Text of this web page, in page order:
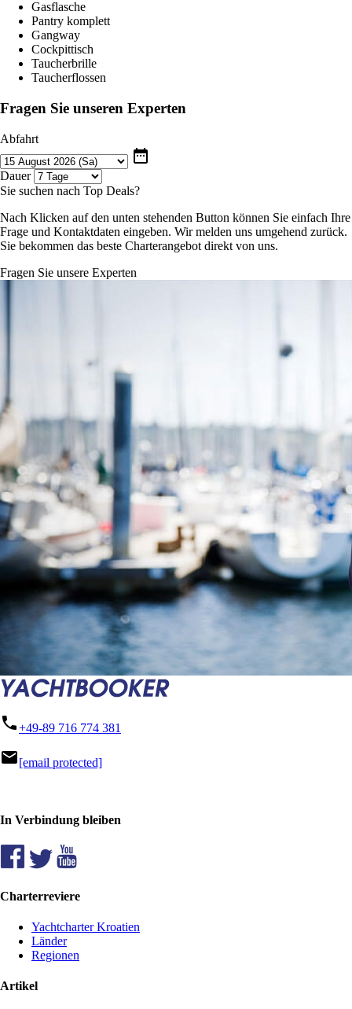
Gasflasche
Pantry komplett
Gangway
Cockpittisch
Taucherbrille
Taucherflossen
Fragen Sie unseren Experten
Abfahrt
date_range
Dauer
Sie suchen nach Top Deals?
Nach Klicken auf den unten stehenden Button können Sie einfach Ihre
Frage und Kontaktdaten eingeben. Wir melden uns umgehend zurück.
Sie bekommen das beste Charterangebot direkt von uns.
Fragen Sie unsere Experten
phone+49-89 716 774 381
mail[email protected]
In Verbindung bleiben
Charterreviere
Yachtcharter Kroatien
Länder
Regionen
Artikel